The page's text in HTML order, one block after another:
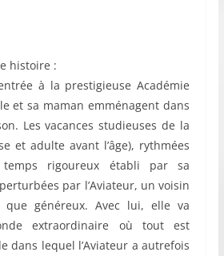
histoire :
à la prestigieuse Académie
et sa maman emménagent dans
Les vacances studieuses de la
et adulte avant l’âge), rythmées
rigoureux établi par sa
par l’Aviateur, un voisin
que généreux. Avec lui, elle va
extraordinaire où tout est
dans lequel l’Aviateur a autrefois